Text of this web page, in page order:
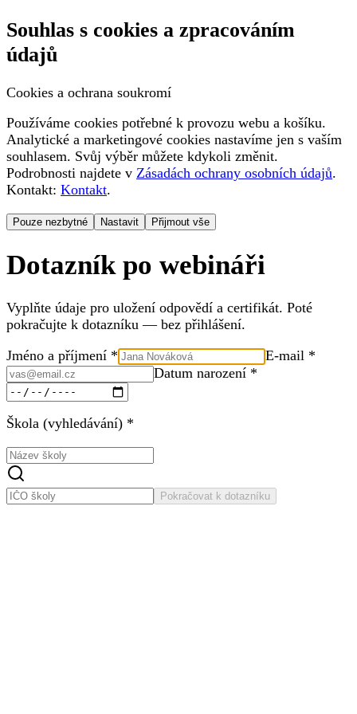
Souhlas s cookies a zpracováním
údajů
Cookies a ochrana soukromí
Používáme cookies potřebné k provozu webu a košíku.
Analytické a marketingové cookies nastavíme jen s vaším
souhlasem. Svůj výběr můžete kdykoli změnit.
Podrobnosti najdete v Zásadách ochrany osobních údajů.
Kontakt: Kontakt.
Pouze nezbytné Nastavit Přijmout vše
Dotazník po webináři
Vyplňte údaje pro uložení odpovědí a certifikát. Poté
pokračujte k dotazníku — bez přihlášení.
Jméno a příjmení *
E-mail *
Datum narození *
Škola (vyhledávání) *
Pokračovat k dotazníku